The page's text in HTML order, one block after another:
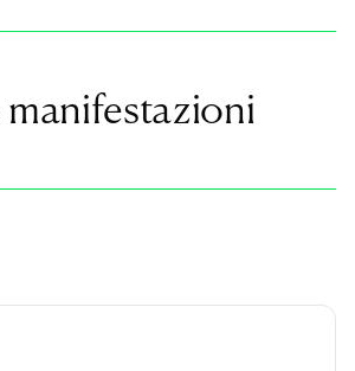
manifestazioni